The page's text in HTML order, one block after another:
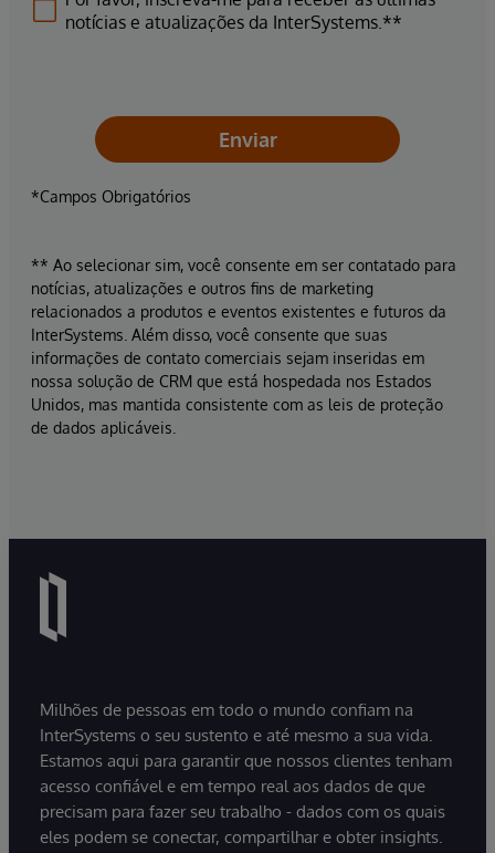
notícias e atualizações da InterSystems.**
Enviar
*Campos Obrigatórios
** Ao selecionar sim, você consente em ser contatado para
notícias, atualizações e outros fins de marketing
relacionados a produtos e eventos existentes e futuros da
InterSystems. Além disso, você consente que suas
informações de contato comerciais sejam inseridas em
nossa solução de CRM que está hospedada nos Estados
Unidos, mas mantida consistente com as leis de proteção
de dados aplicáveis.
Milhões de pessoas em todo o mundo confiam na
InterSystems o seu sustento e até mesmo a sua vida.
Estamos aqui para garantir que nossos clientes tenham
acesso confiável e em tempo real aos dados de que
precisam para fazer seu trabalho - dados com os quais
eles podem se conectar, compartilhar e obter insights.